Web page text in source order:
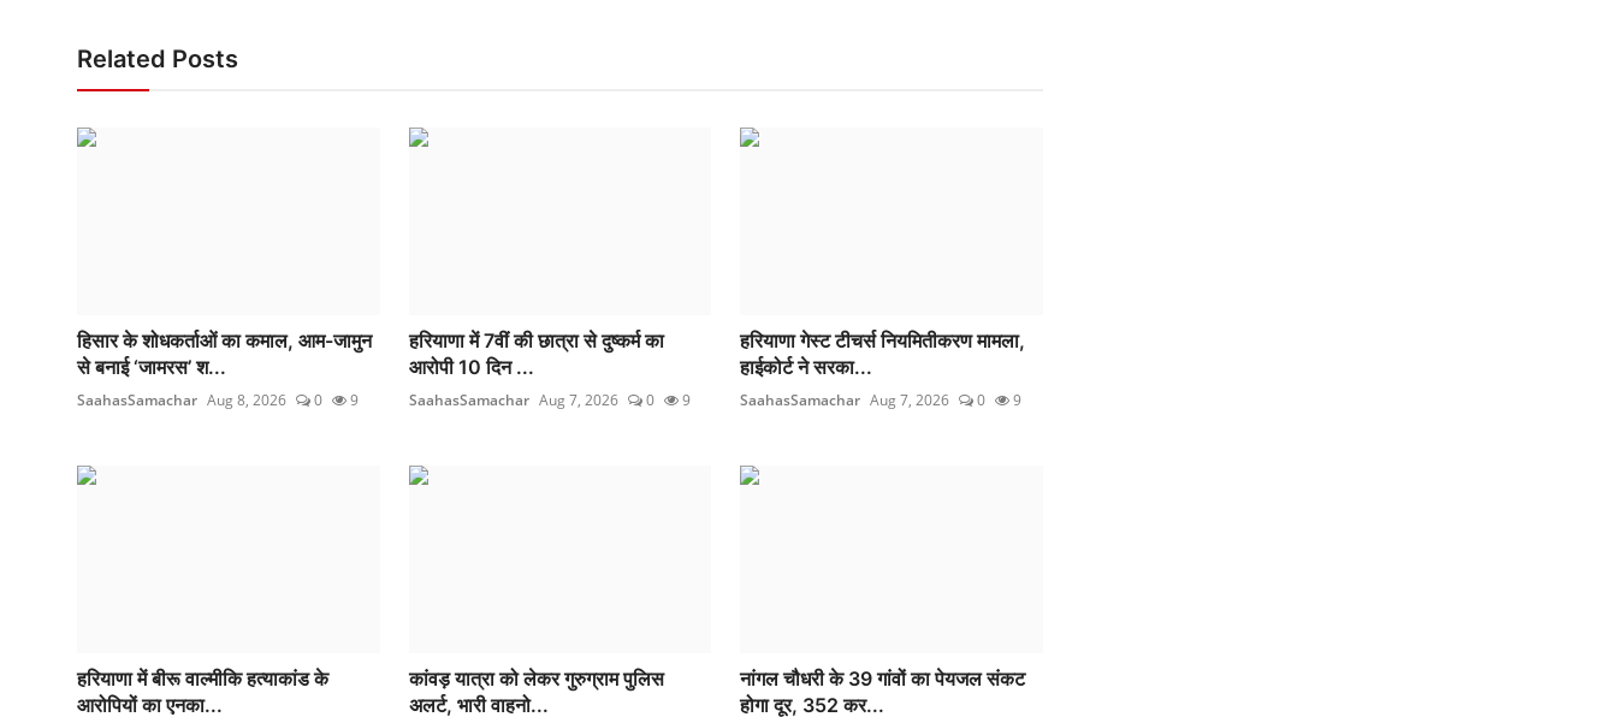
Related Posts
हिसार के शोधकर्ताओं का कमाल, आम-जामुन
से बनाई ‘जामरस’ श...
SaahasSamachar Aug 8, 2026 0 9
हरियाणा में 7वीं की छात्रा से दुष्कर्म का
आरोपी 10 दिन ...
SaahasSamachar Aug 7, 2026 0 9
हरियाणा गेस्ट टीचर्स नियमितीकरण मामला,
हाईकोर्ट ने सरका...
SaahasSamachar Aug 7, 2026 0 9
हरियाणा में बीरू वाल्मीकि हत्याकांड के
आरोपियों का एनका...
कांवड़ यात्रा को लेकर गुरुग्राम पुलिस
अलर्ट, भारी वाहनो...
नांगल चौधरी के 39 गांवों का पेयजल संकट
होगा दूर, 352 कर...